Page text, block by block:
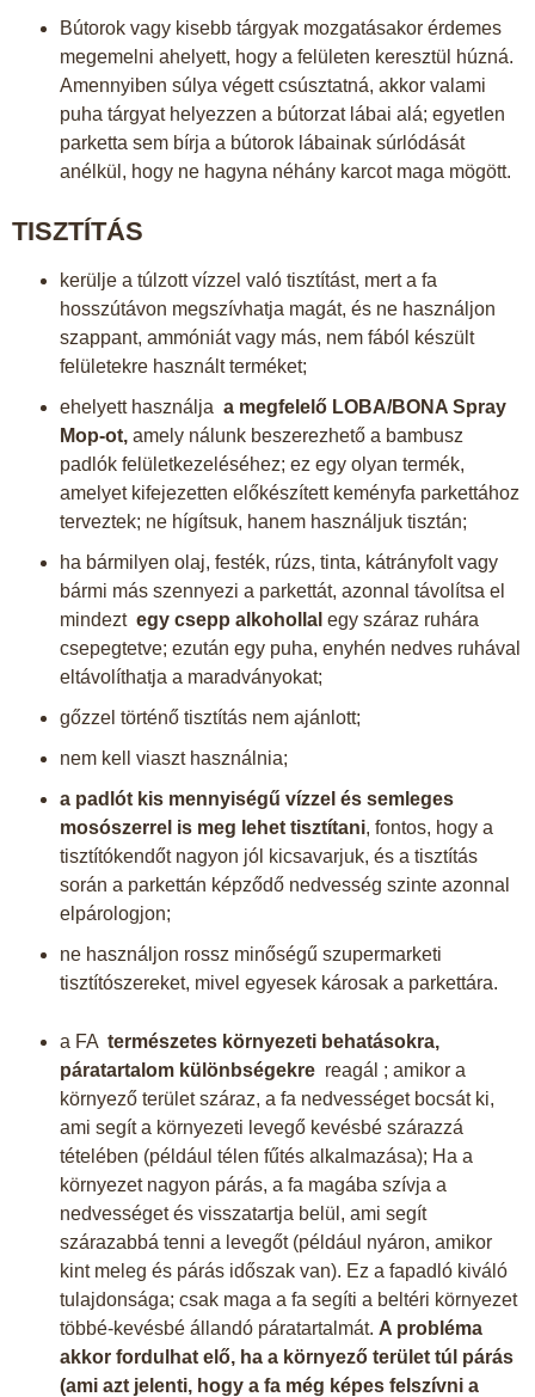
Bútorok vagy kisebb tárgyak mozgatásakor érdemes
megemelni ahelyett, hogy a felületen keresztül húzná.
Amennyiben súlya végett csúsztatná, akkor valami
puha tárgyat helyezzen a bútorzat lábai alá; egyetlen
parketta sem bírja a bútorok lábainak súrlódását
anélkül, hogy ne hagyna néhány karcot maga mögött.
TISZTÍTÁS
kerülje a túlzott vízzel való tisztítást, mert a fa
hosszútávon megszívhatja magát, és ne használjon
szappant, ammóniát vagy más, nem fából készült
felületekre használt terméket;
ehelyett használja a megfelelő LOBA/BONA Spray
Mop-ot, amely nálunk beszerezhető a bambusz
padlók felületkezeléséhez; ez egy olyan termék,
amelyet kifejezetten előkészített keményfa parkettához
terveztek; ne hígítsuk, hanem használjuk tisztán;
ha bármilyen olaj, festék, rúzs, tinta, kátrányfolt vagy
bármi más szennyezi a parkettát, azonnal távolítsa el
mindezt egy csepp alkohollal egy száraz ruhára
csepegtetve; ezután egy puha, enyhén nedves ruhával
eltávolíthatja a maradványokat;
gőzzel történő tisztítás nem ajánlott;
nem kell viaszt használnia;
a padlót kis mennyiségű vízzel és semleges
mosószerrel is meg lehet tisztítani, fontos, hogy a
tisztítókendőt nagyon jól kicsavarjuk, és a tisztítás
során a parkettán képződő nedvesség szinte azonnal
elpárologjon;
ne használjon rossz minőségű szupermarketi
tisztítószereket, mivel egyesek károsak a parkettára.
a FA természetes környezeti behatásokra,
páratartalom különbségekre reagál ; amikor a
környező terület száraz, a fa nedvességet bocsát ki,
ami segít a környezeti levegő kevésbé szárazzá
tételében (például télen fűtés alkalmazása); Ha a
környezet nagyon párás, a fa magába szívja a
nedvességet és visszatartja belül, ami segít
szárazabbá tenni a levegőt (például nyáron, amikor
kint meleg és párás időszak van). Ez a fapadló kiváló
tulajdonsága; csak maga a fa segíti a beltéri környezet
többé-kevésbé állandó páratartalmát. A probléma
akkor fordulhat elő, ha a környező terület túl párás
(ami azt jelenti, hogy a fa még képes felszívni a